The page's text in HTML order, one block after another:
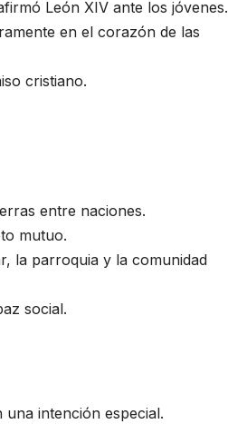
León XIV ante los jóvenes.
en el corazón de las
cristiano.
entre naciones.
mutuo.
la parroquia y la comunidad
social.
intención especial.